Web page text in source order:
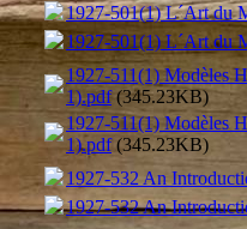
1927-501(1) L´Art du
1927-501(1) L´Art du
1927-511(1) Modèles
1).pdf(345.23KB)
1927-511(1) Modèles
1).pdf(345.23KB)
1927-532 An
1927-532 An